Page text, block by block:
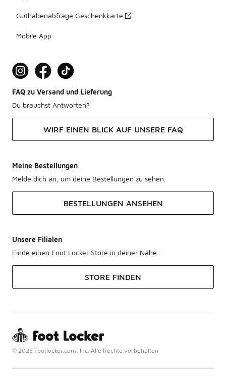
Guthabenabfrage Geschenkkarte
Mobile App
FAQ zu Versand und Lieferung
Du brauchst Antworten?
WIRF EINEN BLICK AUF UNSERE FAQ
Meine Bestellungen
Melde dich an, um deine Bestellungen zu sehen.
BESTELLUNGEN ANSEHEN
Unsere Filialen
Finde einen Foot Locker Store in deiner Nähe.
STORE FINDEN
© 2025 Footlocker.com, Inc. Alle Rechte vorbehalten